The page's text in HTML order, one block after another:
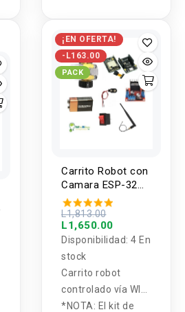
del Sistema Solar
4M. Junta el sol y
los planetas y
ponlos en
movimiento con
este fascinante
oscuridad.
¡EN OFERTA!
-L163.00
PACK
Carrito Robot con
Camara ESP-32
WIFI
L1,813.00
L1,650.00
Disponibilidad: 4 En
stock
Carrito robot
controlado vía WIFI
a través de
*NOTA: El kit de